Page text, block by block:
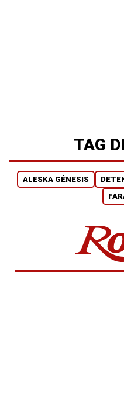
TAG
ALESKA GÉNESIS